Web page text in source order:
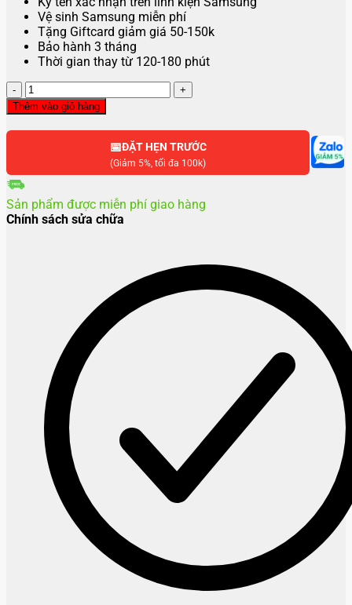
Vệ sinh Samsung miễn phí
Tặng Giftcard giảm giá 50-150k
Bảo hành 3 tháng
Thời gian thay từ 120-180 phút
Thay
main
Samsung
S23
Plus
S23
Ultra
Thêm vào giỏ hàng
📅ĐẶT HẸN TRƯỚC
(Giảm 5%, tối đa 100k)
Sản phẩm được miễn phí giao hàng
Chính sách sửa chữa